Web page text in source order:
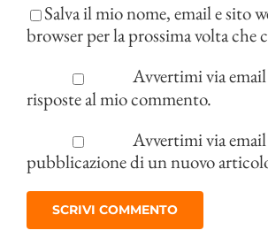
Salva il mio nome, email e sito
browser per la prossima volta che
Avvertimi via
risposte al mio commento.
Avvertimi via
pubblicazione di un nuovo